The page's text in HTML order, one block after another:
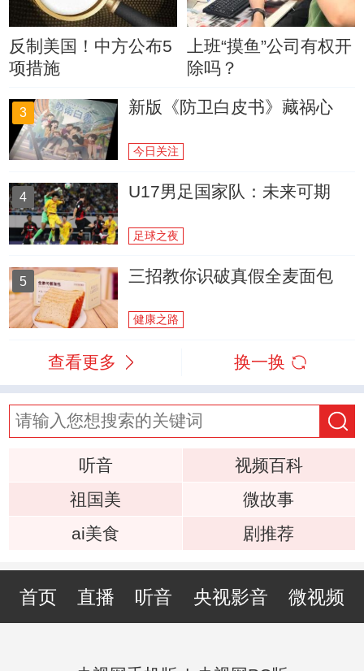
反制美国！中方公布5
项措施
上班“摸鱼”公司有权开
除吗？
3 新版《防卫白皮书》藏祸心
今日关注
4 U17男足国家队：未来可期
足球之夜
5 三招教你识破真假全麦面包
健康之路
查看更多 换一换
听音
视频百科
祖国美
微故事
ai美食
剧推荐
首页 直播 听音 央视影音 微视频